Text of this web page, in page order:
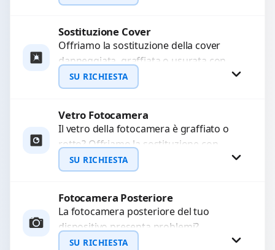
Sostituiamo schermi completi...
Richiedi Preventivo
WhatsApp
Sostituzione Cover
Offriamo la sostituzione della cover
danneggiata, graffiata o usurata con
ricambi di alta qualità e garantiti.
Ripristiniamo l’aspetto estetico e...
SU RICHIESTA
Richiedi Preventivo
WhatsApp
Vetro Fotocamera
Il vetro della fotocamera è graffiato o
rotto? Offriamo la sostituzione con
ricambi di alta qualità garantiti per 3
mesi....
SU RICHIESTA
Richiedi Preventivo
WhatsApp
Fotocamera Posteriore
La fotocamera posteriore del tuo
dispositivo presenta problemi?
Interveniamo per risolvere guasti come
SU RICHIESTA